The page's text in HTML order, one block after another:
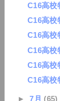
C16高
C16高
C16高
C16高
C16高
C16高
►7月 (65)